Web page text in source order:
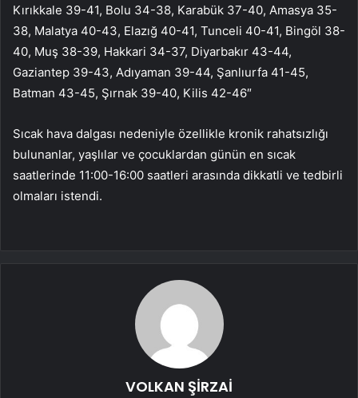
Kırıkkale 39-41, Bolu 34-38, Karabük 37-40, Amasya 35-
38, Malatya 40-43, Elazığ 40-41, Tunceli 40-41, Bingöl 38-
40, Muş 38-39, Hakkari 34-37, Diyarbakır 43-44,
Gaziantep 39-43, Adıyaman 39-44, Şanlıurfa 41-45,
Batman 43-45, Şırnak 39-40, Kilis 42-46″
Sıcak hava dalgası nedeniyle özellikle kronik rahatsızlığı
bulunanlar, yaşlılar ve çocuklardan günün en sıcak
saatlerinde 11:00-16:00 saatleri arasında dikkatli ve tedbirli
olmaları istendi.
VOLKAN ŞİRZAİ